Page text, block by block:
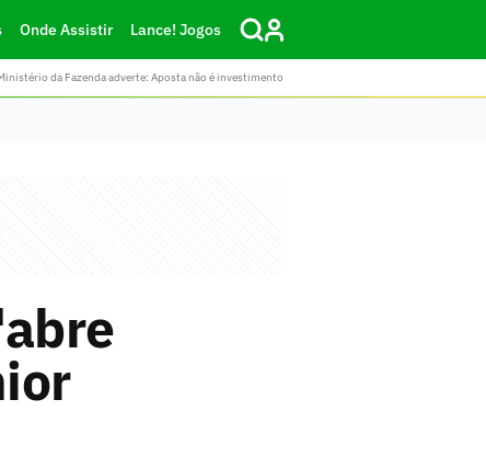
Onde Assistir Lance! Jogos
da Fazenda adverte: Aposta não é investimento